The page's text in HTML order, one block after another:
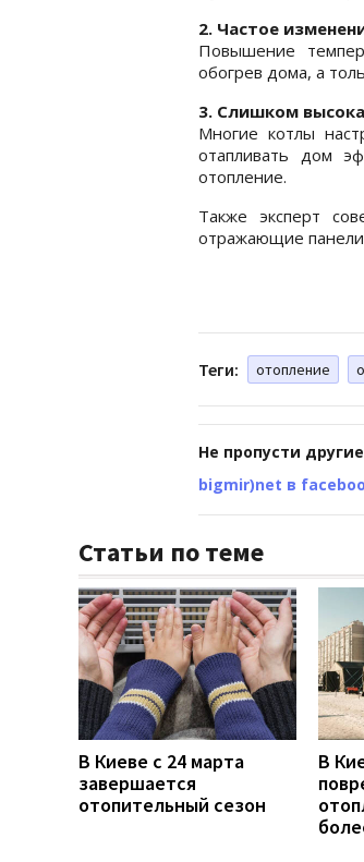
2. Частое
Повышение
обогрев дома, а
3. Слишком
Многие котлы
отапливать дом
отопление.
Также эксперт
отражающие панели
Теги: отопление
Не пропусти
bigmir)net в
Статьи по теме
В Киеве с 24 марта
завершается
отопительный сезон
В